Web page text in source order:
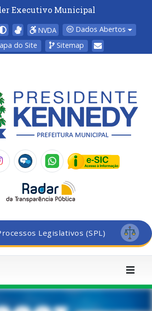
Executivo Municipal
NVDA
Dados Abertos
do Site
Sitemap
Legislativos (SPL)